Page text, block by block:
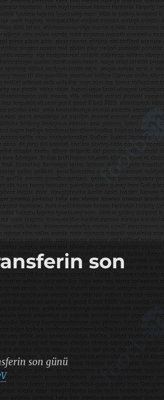
son
son günü